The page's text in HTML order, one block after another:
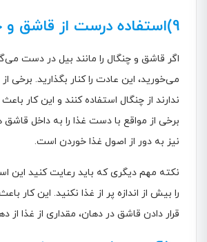
9)استفاده درست از قاشق و چنگال
اگر قاشق و چنگال را مانند بیل در دست
می‌خورید، این عادت را کنار بگذارید. برخی از
ندارند از چنگال استفاده کنند و این کار
برخی از مواقع با دست غذا را به داخل قاشق
نیز به دور از اصول غذا خوردن است.
نکته مهم دیگری که باید رعایت کنید
را بیش از اندازه پر از غذا نکنید. این کار
قرار دادن قاشق در دهان، مقداری از غذا از